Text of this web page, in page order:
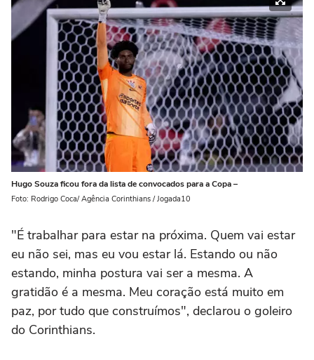
Hugo Souza ficou fora da lista de convocados para a Copa –
Foto: Rodrigo Coca/ Agência Corinthians / Jogada10
"É trabalhar para estar na próxima. Quem vai estar
eu não sei, mas eu vou estar lá. Estando ou não
estando, minha postura vai ser a mesma. A
gratidão é a mesma. Meu coração está muito em
paz, por tudo que construímos", declarou o goleiro
do Corinthians.